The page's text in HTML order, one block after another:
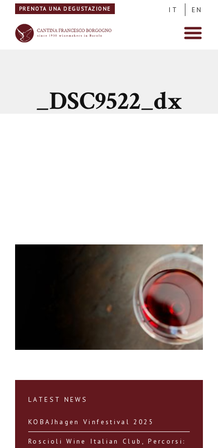
PRENOTA UNA DEGUSTAZIONE IT EN
_DSC9522_dx
LATEST NEWS
KOBAJhagen Vinfestival 2025
Roscioli Wine Italian Club, Percorsi: